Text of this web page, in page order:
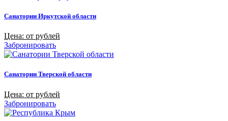
Санатории Иркутской области
Цена: от рублей
Забронировать
Санатории Тверской области
Цена: от рублей
Забронировать